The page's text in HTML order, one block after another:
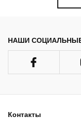
НАШИ
Контакты